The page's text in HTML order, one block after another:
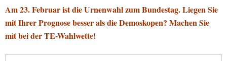
Am 23. Februar ist die Urnenwahl zum Bundestag. Liegen Sie
mit Ihrer Prognose besser als die Demoskopen? Machen Sie
mit bei der TE-Wahlwette!